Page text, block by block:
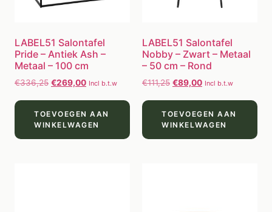
LABEL51 Salontafel
Pride – Antiek Ash –
Metaal – 100 cm
€336,25 €269,00 Incl b.t.w
TOEVOEGEN AAN
WINKELWAGEN
LABEL51 Salontafel
Nobby – Zwart – Metaal
– 50 cm – Rond
€111,25 €89,00 Incl b.t.w
TOEVOEGEN AAN
WINKELWAGEN